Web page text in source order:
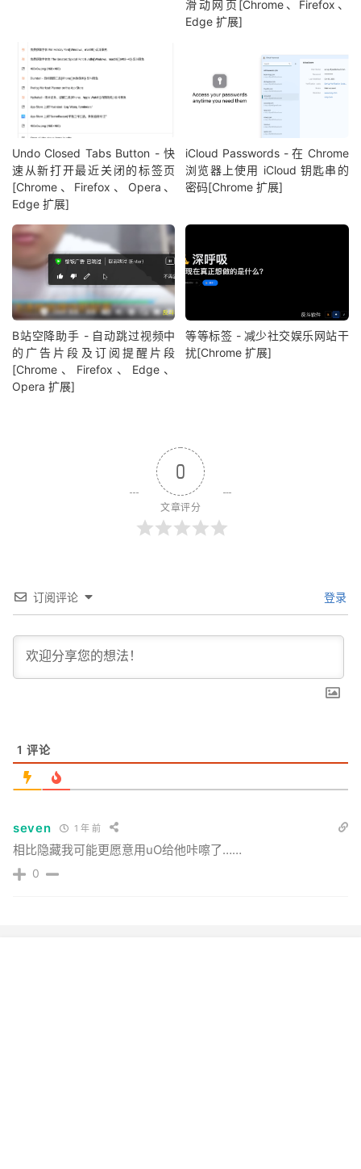
滑动网页[Chrome、Firefox、
Edge 扩展]
Undo Closed Tabs Button - 快
速从新打开最近关闭的标签页
[Chrome、Firefox、Opera、
Edge 扩展]
iCloud Passwords - 在 Chrome
浏览器上使用 iCloud 钥匙串的
密码[Chrome 扩展]
B站空降助手 - 自动跳过视频中
的广告片段及订阅提醒片段
[Chrome、Firefox、Edge、
Opera 扩展]
等等标签 - 减少社交娱乐网站干
扰[Chrome 扩展]
0
文章评分
订阅评论 登录
1 评论
seven 1 年 前
相比隐藏我可能更愿意用uO给他咔嚓了……
0